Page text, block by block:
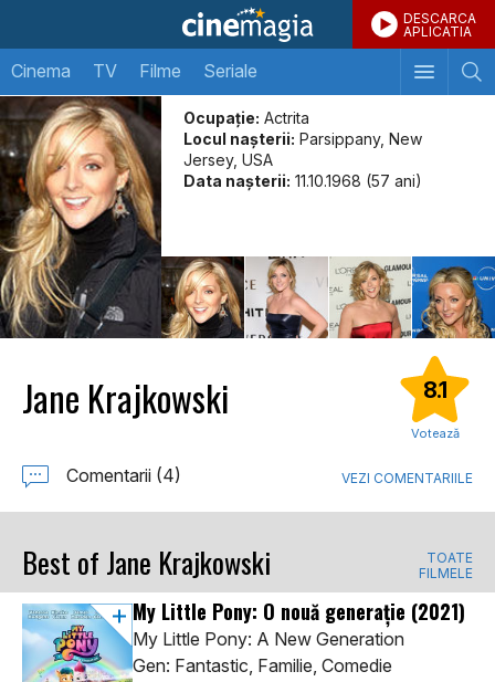
DESCARCA
APLICATIA
Cinema TV Filme Seriale
Ocupație: Actrita
Locul naşterii: Parsippany, New
Jersey, USA
Data naşterii: 11.10.1968 (57 ani)
Jane Krajkowski 8.1
Votează
Comentarii (4) VEZI COMENTARIILE
Best of Jane Krajkowski
TOATE
FILMELE
My Little Pony: O nouă generație (2021)
My Little Pony: A New Generation
Gen: Fantastic, Familie, Comedie